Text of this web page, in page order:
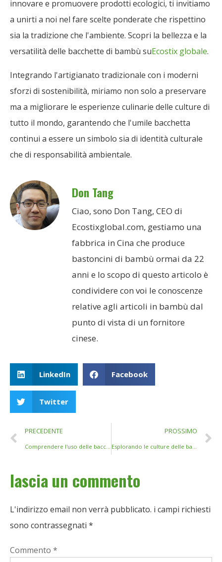
innovare e promuovere prodotti ecologici, ti invitiamo
a unirti a noi nel fare scelte ponderate che rispettino
sia la tradizione che l'ambiente. Scopri la bellezza e la
versatilità delle bacchette di bambù suEcostix globale.
Integrando l'artigianato tradizionale con i moderni
sforzi di sostenibilità, miriamo non solo a preservare
ma a migliorare le esperienze culinarie delle culture di
tutto il mondo, garantendo che l'umile bacchetta
continui a essere un simbolo sia di identità culturale
che di responsabilità ambientale.
Don Tang
Ciao, sono Don Tang, CEO di
Ecostixglobal.com, gestiamo una
fabbrica in Cina che produce
bastoncini di bambù ormai da 22
anni e lo scopo di questo articolo è
condividere con voi le conoscenze
relative agli articoli in bambù dal
punto di vista di un fornitore
cinese.
LinkedIn Facebook
Twitter
PRECEDENTE PROSSIMO
lascia un commento
L'indirizzo email non verrà pubblicato. i campi richiesti
sono contrassegnati *
Commento *